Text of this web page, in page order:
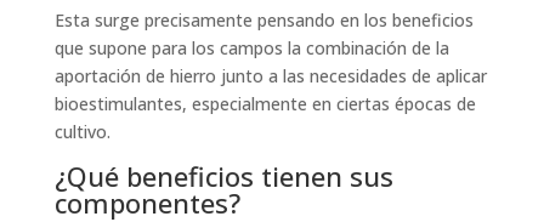
Esta surge precisamente pensando en los beneficios
que supone para los campos la combinación de la
aportación de hierro junto a las necesidades de aplicar
bioestimulantes, especialmente en ciertas épocas de
cultivo.
¿Qué beneficios tienen sus
componentes?